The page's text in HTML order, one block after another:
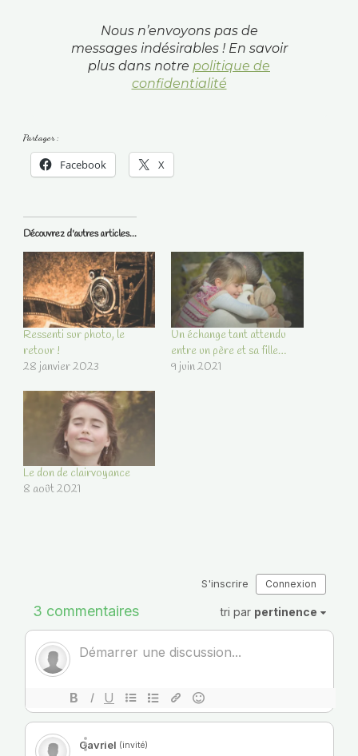
Nous n’envoyons pas de
messages indésirables ! En savoir
plus dans notre politique de
confidentialité
Partager :
Facebook X
Découvrez d'autres articles...
Ressenti sur photo, le
retour !
28 janvier 2023
Un échange tant attendu
entre un père et sa fille…
9 juin 2021
Le don de clairvoyance
8 août 2021